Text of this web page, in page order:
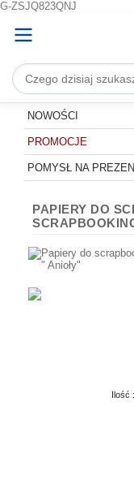
G-ZSJQ823QNJ
NOWOŚCI
PROMOCJE
POMYSŁ NA
PAPIERY DO
Ilość :